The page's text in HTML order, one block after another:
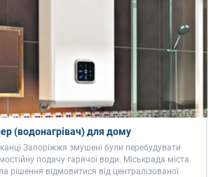
(водонагрівач) для дому
Запоріжжя змушені були перебудувати
подачу гарячої води. Міськрада міста
рішення відмовитися від централізованої